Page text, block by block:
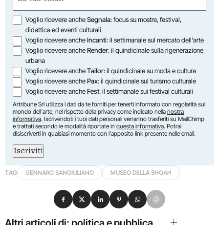
(Required)
Opzioni
Voglio ricevere ancheSegnala: focus su mostre, festival,
didattica ed eventi culturali
Voglio ricevere ancheIncanti: il settimanale sul mercato dell'arte
Voglio ricevere ancheRender: il quindicinale sulla rigenerazione
urbana
Voglio ricevere ancheTailor: il quindicinale su moda e cultura
Voglio ricevere anchePax: il quindicinale sul turismo culturale
Voglio ricevere ancheFest: il settimanale sui festival culturali
Artribune Srl utilizza i dati da te forniti per tenerti informato con regolarità sul
mondo dell'arte, nel rispetto della privacy come indicato nella nostra
informativa. Iscrivendoti i tuoi dati personali verranno trasferiti su MailChimp
e trattati secondo le modalità riportate in questa informativa. Potrai
disiscriverti in qualsiasi momento con l'apposito link presente nelle email.
Iscriviti
TAG GENNARO SANGIULIANO MUSEO DELLA SHOAH
Condividi su Facebook
Condividi su X
Condividi su LinkedIn
Condividi su Pinterest
Condividi su WhatsApp
Condividi su Email